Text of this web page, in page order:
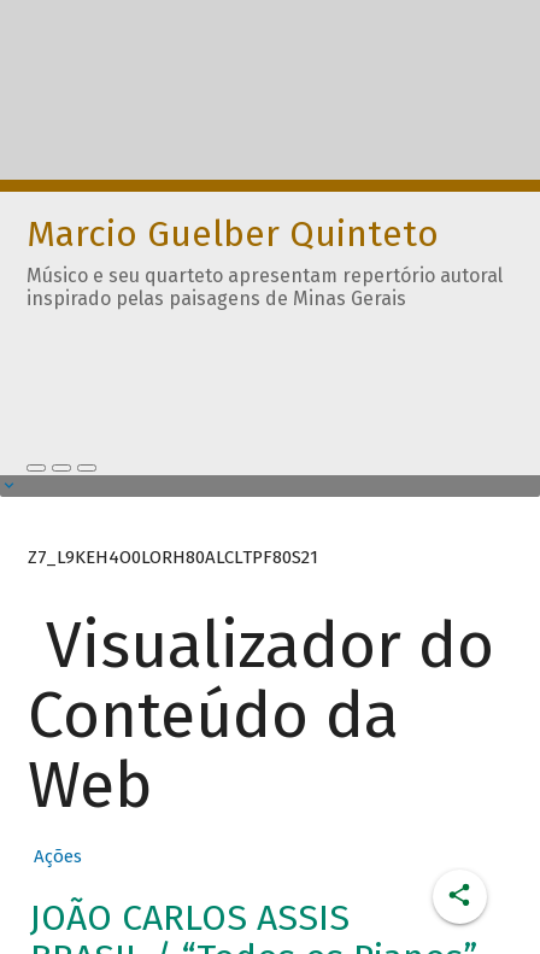
Marcio Guelber Quinteto
Músico e seu quarteto apresentam repertório autoral
inspirado pelas paisagens de Minas Gerais
Z7_L9KEH4O0LORH80ALCLTPF80S21
Visualizador do
Conteúdo da
Web
Ações
JOÃO CARLOS ASSIS